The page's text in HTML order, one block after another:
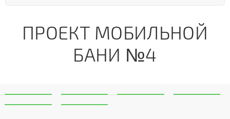
ПРОЕКТ МОБИЛЬНОЙ
БАНИ №4